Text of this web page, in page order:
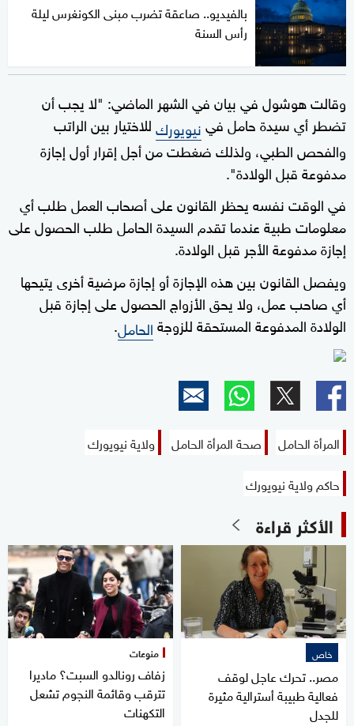
بالفيديو.. صاعقة تضرب مبنى الكونغرس ليلة
رأس السنة
وقالت هوشول في بيان في الشهر الماضي: "لا يجب أن
تضطر أي سيدة حامل فينيويوركللاختيار بين الراتب
والفحص الطبي، ولذلك ضغطت من أجل إقرار أول إجازة
مدفوعة قبل الولادة".
في الوقت نفسه يحظر القانون على أصحاب العمل طلب أي
معلومات طبية عندما تقدم السيدة الحامل طلب الحصول على
إجازة مدفوعة الأجر قبل الولادة.
ويفصل القانون بين هذه الإجازة أو إجازة مرضية أخرى يتيحها
أي صاحب عمل، ولا يحق الأزواج الحصول على إجازة قبل
الولادة المدفوعة المستحقة للزوجةالحامل.
المرأة الحامل صحة المرأة الحامل
ولاية نيويورك
حاكم ولاية نيويورك
الأكثر قراءة
خاص
مصر.. تحرك عاجل لوقف
فعالية طبيبة أسترالية مثيرة
للجدل
منوعات
زفاف رونالدو السبت؟ ماديرا
تترقب وقائمة النجوم تشعل
التكهنات